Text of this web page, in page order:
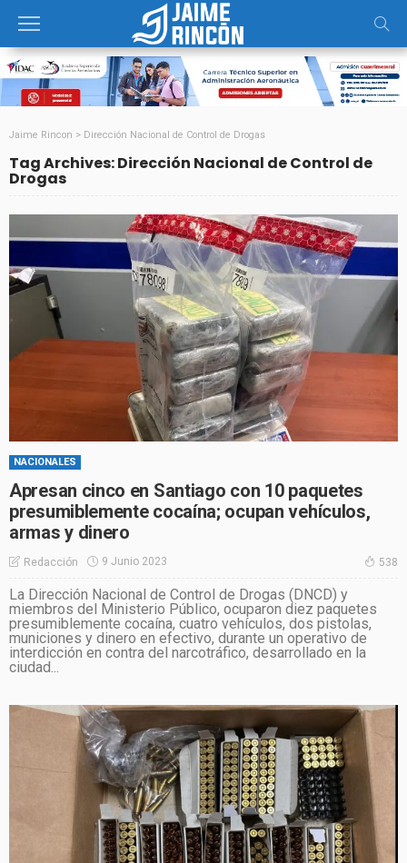
Jaime Rincon > Dirección Nacional de Control de Drogas
Tag Archives: Dirección Nacional de Control de
Drogas
NACIONALES
Apresan cinco en Santiago con 10 paquetes
presumiblemente cocaína; ocupan vehículos,
armas y dinero
Redacción 9 Junio 2023 538
La Dirección Nacional de Control de Drogas (DNCD) y
miembros del Ministerio Público, ocuparon diez paquetes
presumiblemente cocaína, cuatro vehículos, dos pistolas,
municiones y dinero en efectivo, durante un operativo de
interdicción en contra del narcotráfico, desarrollado en la
ciudad...